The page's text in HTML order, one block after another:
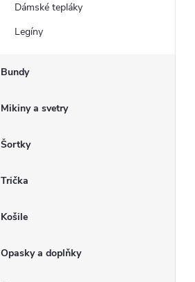
Dámské tepláky
Legíny
Bundy
Mikiny a svetry
Šortky
Trička
Košile
Opasky a doplňky